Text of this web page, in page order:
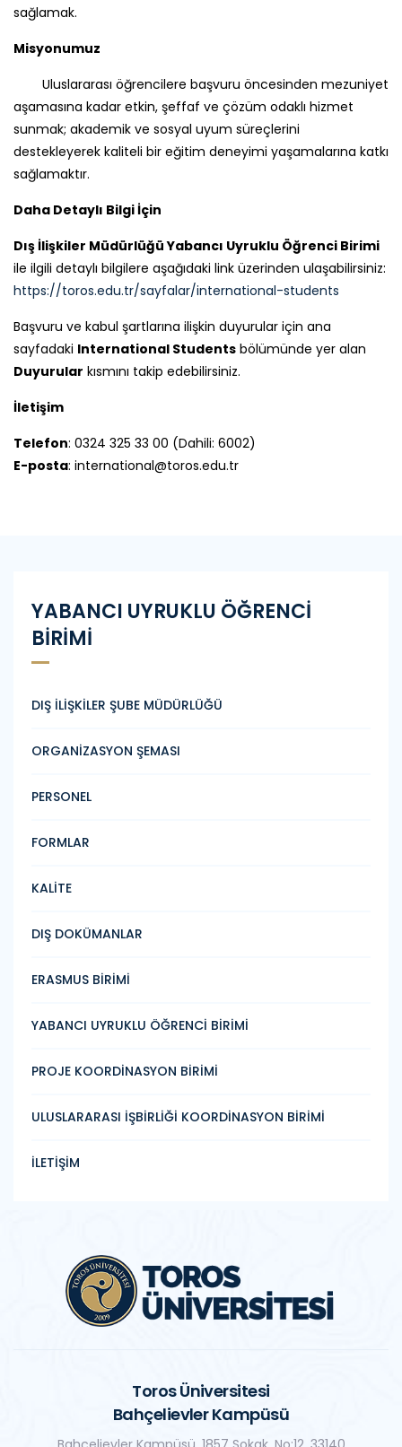
sağlamak.
Misyonumuz
Uluslararası öğrencilere başvuru öncesinden mezuniyet
aşamasına kadar etkin, şeffaf ve çözüm odaklı hizmet
sunmak; akademik ve sosyal uyum süreçlerini
destekleyerek kaliteli bir eğitim deneyimi yaşamalarına katkı
sağlamaktır.
Daha Detaylı Bilgi İçin
Dış İlişkiler Müdürlüğü Yabancı Uyruklu Öğrenci Birimi
ile ilgili detaylı bilgilere aşağıdaki link üzerinden ulaşabilirsiniz:
https://toros.edu.tr/sayfalar/international-students
Başvuru ve kabul şartlarına ilişkin duyurular için ana
sayfadaki International Students bölümünde yer alan
Duyurular kısmını takip edebilirsiniz.
İletişim
Telefon: 0324 325 33 00 (Dahili: 6002)
E-posta: international@toros.edu.tr
YABANCI UYRUKLU ÖĞRENCİ
BİRİMİ
DIŞ İLİŞKİLER ŞUBE MÜDÜRLÜĞÜ
ORGANİZASYON ŞEMASI
PERSONEL
FORMLAR
KALİTE
DIŞ DOKÜMANLAR
ERASMUS BİRİMİ
YABANCI UYRUKLU ÖĞRENCİ BİRİMİ
PROJE KOORDİNASYON BİRİMİ
ULUSLARARASI İŞBİRLİĞİ KOORDİNASYON BİRİMİ
İLETİŞİM
Toros Üniversitesi
Bahçelievler Kampüsü